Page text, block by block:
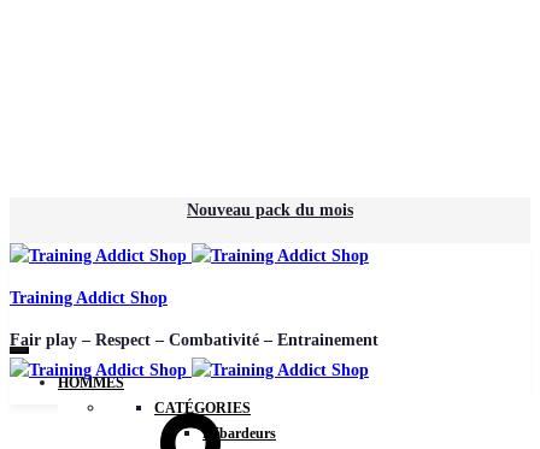
Nouveau pack du mois
Training Addict Shop
Fair play – Respect – Combativité – Entrainement
HOMMES
CATÉGORIES
Débardeurs